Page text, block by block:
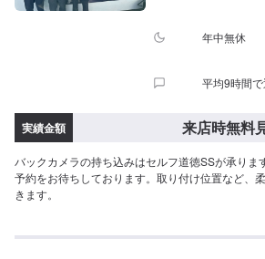
年中無休
平均9時間
実績金額 来店時無料
バックカメラの持ち込みはセルフ道徳SSが承りま
予約をお待ちしております。取り付け位置など、
きます。